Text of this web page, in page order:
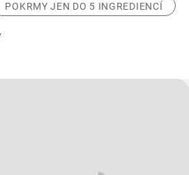
POKRMY JEN DO 5 INGREDIENCÍ